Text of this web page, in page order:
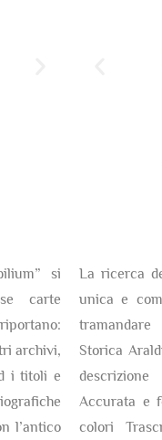
si
carte
archivi,
i titoli e
l’antico
La ricerca
unica e
Storica
Accurata e
colori